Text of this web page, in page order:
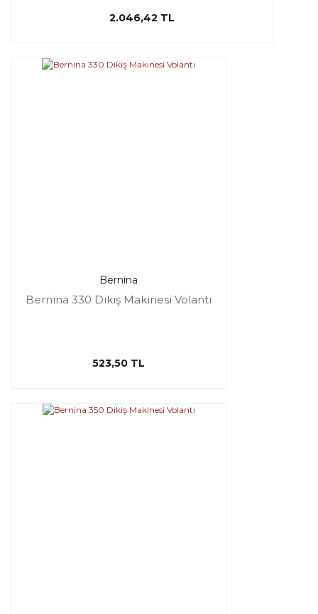
2.046,42 TL
Bernina
Bernina 330 Dikiş Makinesi Volantı
523,50 TL